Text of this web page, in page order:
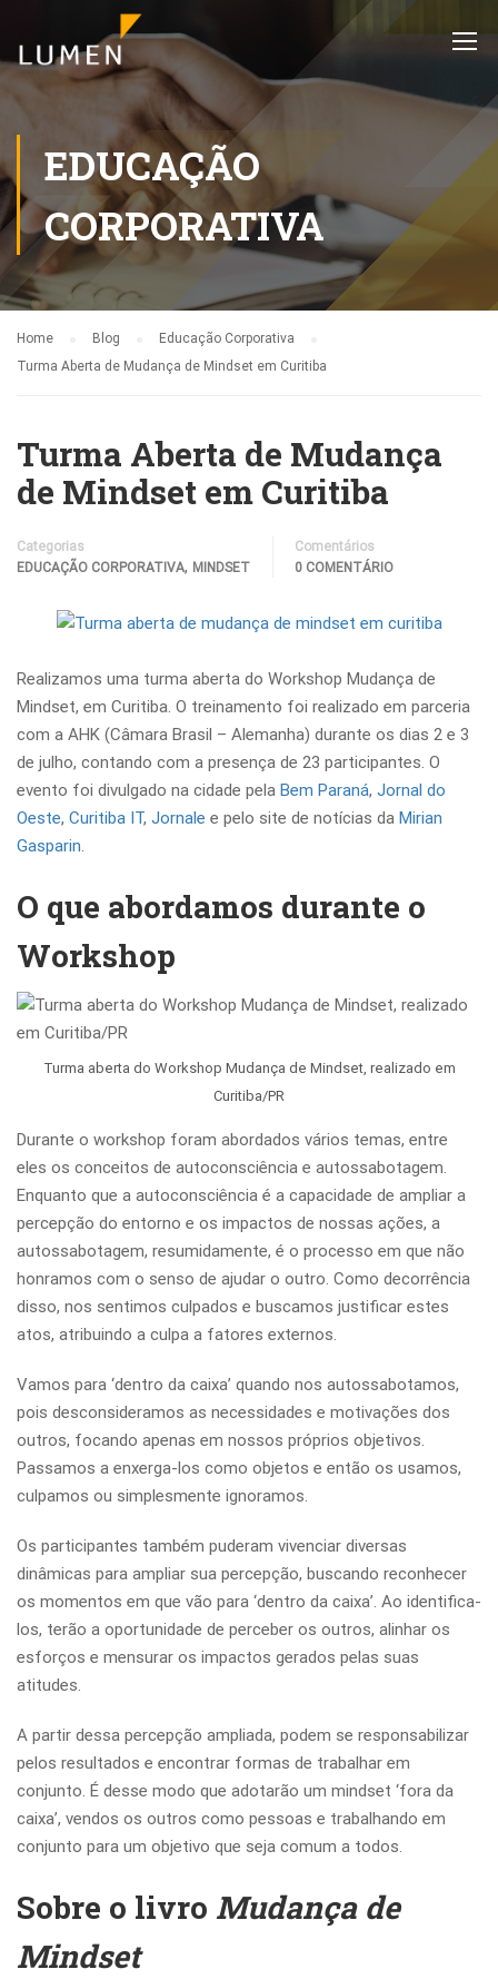
EDUCAÇÃO
CORPORATIVA
Home Blog
Educação Corporativa
Turma Aberta de Mudança de Mindset em Curitiba
Turma Aberta de Mudança
de Mindset em Curitiba
Categorias
EDUCAÇÃO CORPORATIVA, MINDSET
Comentários
0 COMENTÁRIO
Realizamos uma turma aberta do Workshop Mudança de
Mindset, em Curitiba. O treinamento foi realizado em parceria
com a AHK (Câmara Brasil – Alemanha) durante os dias 2 e 3
de julho, contando com a presença de 23 participantes. O
evento foi divulgado na cidade pela Bem Paraná, Jornal do
Oeste, Curitiba IT, Jornale e pelo site de notícias da Mirian
Gasparin
O que abordamos durante o
Workshop
Turma aberta do Workshop Mudança de Mindset, realizado em
Curitiba/PR
Durante o workshop foram abordados vários temas, entre
eles os conceitos de autoconsciência e autossabotagem.
Enquanto que a autoconsciência é a capacidade de ampliar a
percepção do entorno e os impactos de nossas ações, a
autossabotagem, resumidamente, é o processo em que não
honramos com o senso de ajudar o outro. Como decorrência
disso, nos sentimos culpados e buscamos justificar estes
atos, atribuindo a culpa a fatores externos.
Vamos para ‘dentro da caixa’ quando nos autossabotamos,
pois desconsideramos as necessidades e motivações dos
outros, focando apenas em nossos próprios objetivos.
Passamos a enxerga-los como objetos e então os usamos,
culpamos ou simplesmente ignoramos.
Os participantes também puderam vivenciar diversas
dinâmicas para ampliar sua percepção, buscando reconhecer
os momentos em que vão para ‘dentro da caixa’. Ao identifica-
los, terão a oportunidade de perceber os outros, alinhar os
esforços e mensurar os impactos gerados pelas suas
atitudes.
A partir dessa percepção ampliada, podem se responsabilizar
pelos resultados e encontrar formas de trabalhar em
conjunto. É desse modo que adotarão um mindset ‘fora da
caixa’, vendos os outros como pessoas e trabalhando em
conjunto para um objetivo que seja comum a todos.
Sobre o livro Mudança de
Mindset